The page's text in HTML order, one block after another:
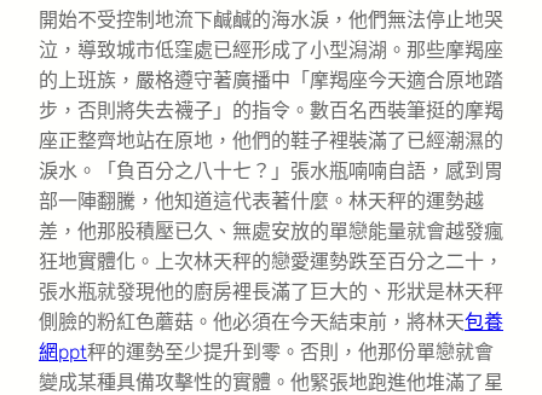
開始不受控制地流下鹹鹹的海水淚，他們無法停止地哭
泣，導致城市低窪處已經形成了小型潟湖。那些摩羯座
的上班族，嚴格遵守著廣播中「摩羯座今天適合原地踏
步，否則將失去襪子」的指令。數百名西裝筆挺的摩羯
座正整齊地站在原地，他們的鞋子裡裝滿了已經潮濕的
淚水。「負百分之八十七？」張水瓶喃喃自語，感到胃
部一陣翻騰，他知道這代表著什麼。林天秤的運勢越
差，他那股積壓已久、無處安放的單戀能量就會越發瘋
狂地實體化。上次林天秤的戀愛運勢跌至百分之二十，
張水瓶就發現他的廚房裡長滿了巨大的、形狀是林天秤
側臉的粉紅色蘑菇。他必須在今天結束前，將林天包養
網ppt秤的運勢至少提升到零。否則，他那份單戀就會
變成某種具備攻擊性的實體。他緊張地跑進他堆滿了星